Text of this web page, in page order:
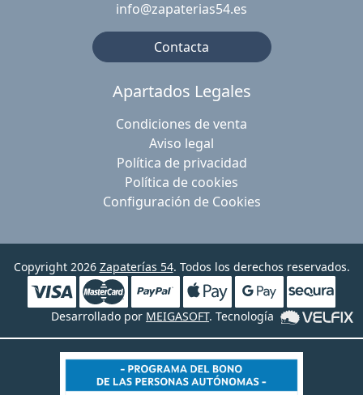
info@zapaterias54.es
Contacta
Apartados Legales
Condiciones de venta
Aviso legal
Política de privacidad
Política de cookies
Configuración de Cookies
Copyright 2026 Zapaterías 54. Todos los derechos reservados.
Desarrollado por MEIGASOFT. Tecnología